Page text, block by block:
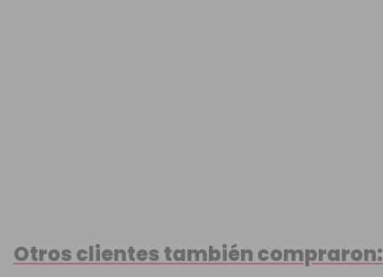
Otros clientes también compraron: